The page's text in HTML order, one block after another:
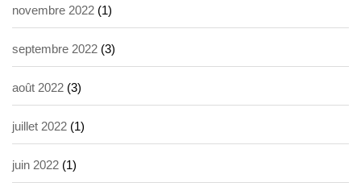
novembre 2022 (1)
septembre 2022 (3)
août 2022 (3)
juillet 2022 (1)
juin 2022 (1)